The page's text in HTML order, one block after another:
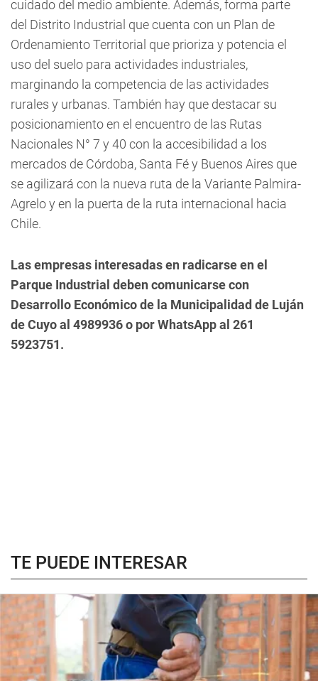
cuidado del medio ambiente. Además, forma parte
del Distrito Industrial que cuenta con un Plan de
Ordenamiento Territorial que prioriza y potencia el
uso del suelo para actividades industriales,
marginando la competencia de las actividades
rurales y urbanas. También hay que destacar su
posicionamiento en el encuentro de las Rutas
Nacionales N° 7 y 40 con la accesibilidad a los
mercados de Córdoba, Santa Fé y Buenos Aires que
se agilizará con la nueva ruta de la Variante Palmira-
Agrelo y en la puerta de la ruta internacional hacia
Chile.
Las empresas interesadas en radicarse en el
Parque Industrial deben comunicarse con
Desarrollo Económico de la Municipalidad de Luján
de Cuyo al 4989936 o por WhatsApp al 261
5923751.
TE PUEDE INTERESAR